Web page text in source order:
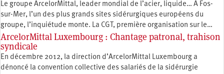
Le groupe ArcelorMittal, leader mondial de l’acier, liquide… À Fos-
sur-Mer, l’un des plus grands sites sidérurgiques européens du
groupe, l’inquiétude monte. La CGT, première organisation sur le…
ArcelorMittal Luxembourg : Chantage patronal, trahison
syndicale
En décembre 2012, la direction d’ArcelorMittal Luxembourg a
dénoncé la convention collective des salariés de la sidérurgie